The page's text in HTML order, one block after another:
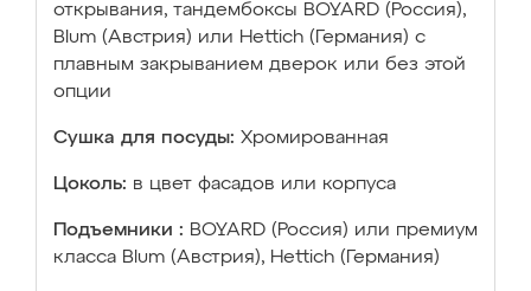
открывания, тандембоксы BOYARD (Россия),
Blum (Австрия) или Hettich (Германия) с
плавным закрыванием дверок или без этой
опции
Сушка для посуды: Хромированная
Цоколь: в цвет фасадов или корпуса
Подъемники : BOYARD (Россия) или премиум
класса Blum (Австрия), Hettich (Германия)